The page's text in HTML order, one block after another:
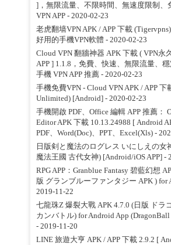
]，無限流量、不限時間、無速度限制、
VPN APP- 2020-02-23
老虎翻墙VPN APK / APP 下載
好用的手機VPN軟體 - 2020-02-23
Cloud VPN 翻牆神器 APK 下載 ( VPN永
APP ] 1.1.8，免費、快速、無限流量、
手機 VPN APP 推薦- 2020-02-23
手機免費VPN - Cloud VPN APK / APP 下
Unlimited) [Android]- 2020-02-23
手機開啟 PDF、Office 編輯 APP 推薦：
Editor APK 下載 10.13.24988 [ Android
PDF、Word(Doc)、PPT、Excel(Xls)-
日版剣と魔法のログレス いにしえの女
魔法王國 古代女神) [Android/iOS APP]-
RPG APP：Granblue Fantasy 碧藍幻想
版 グランブルーファンタジー APK ) for
2019-11-22
七龍珠Z 爆裂大戰 APK 4.7.0 (日版 ドラ
カンバトル) for Android App
- 2019-11-20
LINE 旅遊大亨 APK / APP 下載 2.9.2 [